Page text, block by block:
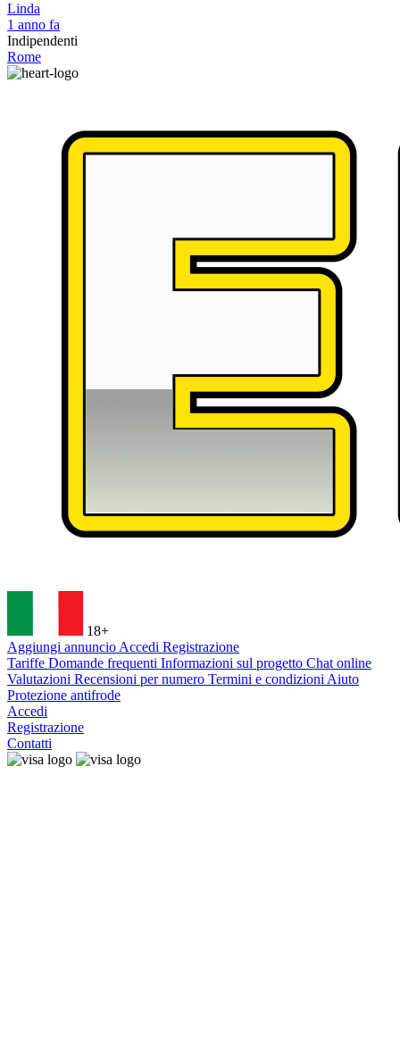
Linda
1 anno fa
Indipendenti
Rome
18+
Aggiungi annuncio Accedi Registrazione
Tariffe Domande frequenti Informazioni sul progetto Chat online
Valutazioni Recensioni per numero Termini e condizioni Aiuto
Protezione antifrode
Accedi
Registrazione
Contatti